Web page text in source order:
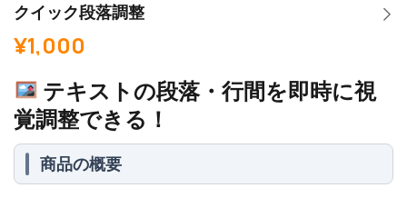
クイック段落調整
¥1,000
テキストの段落・行間を即時に視
覚調整できる！
商品の概要